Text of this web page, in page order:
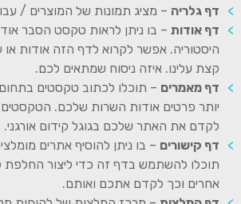
דף גלריה – מציג תמונות של המוצרים /
דף אודות– בו ניתן לראות טקסט הסבר
היסטוריה. אפשר לקרוא לדף הזה אודות או
קצת עלינו. איזה ניסוח שמתאים לכם.
דף מאמרים – תוכלו לכתוב טקסטים
יותר פרטים אודות השרות שלכם. הטקסטים
לקדם את האתר שלכם בגוגל קידום אורגני.
דף קישורים – בו ניתן להוסיף אתרים
תוכלו להשתמש בדף זה כדי ליצור החלפת
אחרים וכך לקדם אתכם ואותם.